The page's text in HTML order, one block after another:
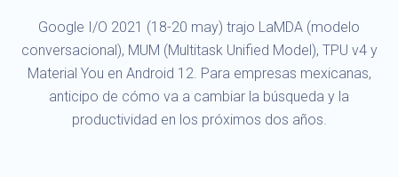
Google I/O 2021 (18-20 may) trajo LaMDA (modelo
conversacional), MUM (Multitask Unified Model), TPU v4 y
Material You en Android 12. Para empresas mexicanas,
anticipo de cómo va a cambiar la búsqueda y la
productividad en los próximos dos años.